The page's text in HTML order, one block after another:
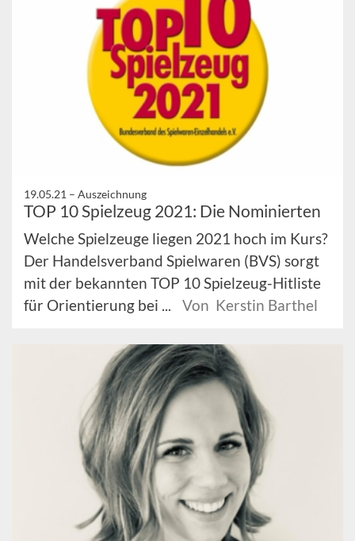
19.05.21 – Auszeichnung
TOP 10 Spielzeug 2021: Die Nominierten
Welche Spielzeuge liegen 2021 hoch im Kurs?
Der Handelsverband Spielwaren (BVS) sorgt
mit der bekannten TOP 10 Spielzeug-Hitliste
für Orientierung bei ...
Von Kerstin Barthel